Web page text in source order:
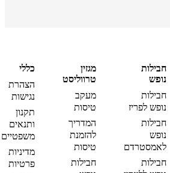
חבילות
נופש
חבילות
נופש לפריז
חבילות
נופש
לאמסטרדם
חבילות
מגזין
טרווליסט
מעקב
טיסות
המדריך
להזמנת
טיסות
חבילות
כללי
הצהרת
נגישות
תקנון
ותנאים
משפטיים
מדיניות
פרטיות